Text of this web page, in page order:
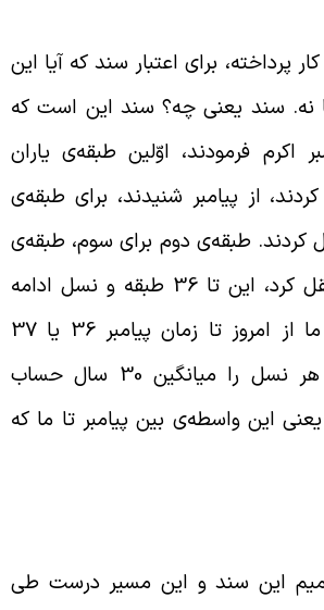
برای اعتبار سند که آیا این
سند یعنی چه؟ سند این است که
اکرم فرمودند، اوّلین طبقه‌ی یاران
از پیامبر شنیدند، برای طبقه‌ی
طبقه‌ی دوم برای سوم، طبقه‌ی
سوم برای چهارم نقل کرد، این تا 36 طبقه و نسل ادامه
پیدا کرد. فاصله‌ی ما از امروز تا زمان پیامبر 36 یا 37
طبقه است. چون هر نسل را میانگین 30 سال حساب
این واسطه‌ی بین پیامبر تا ما که
این سند و این مسیر درست طی